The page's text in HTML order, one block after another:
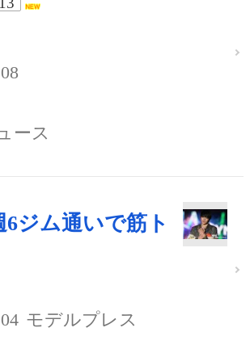
ース
ジム通いで筋ト
モデルプレス